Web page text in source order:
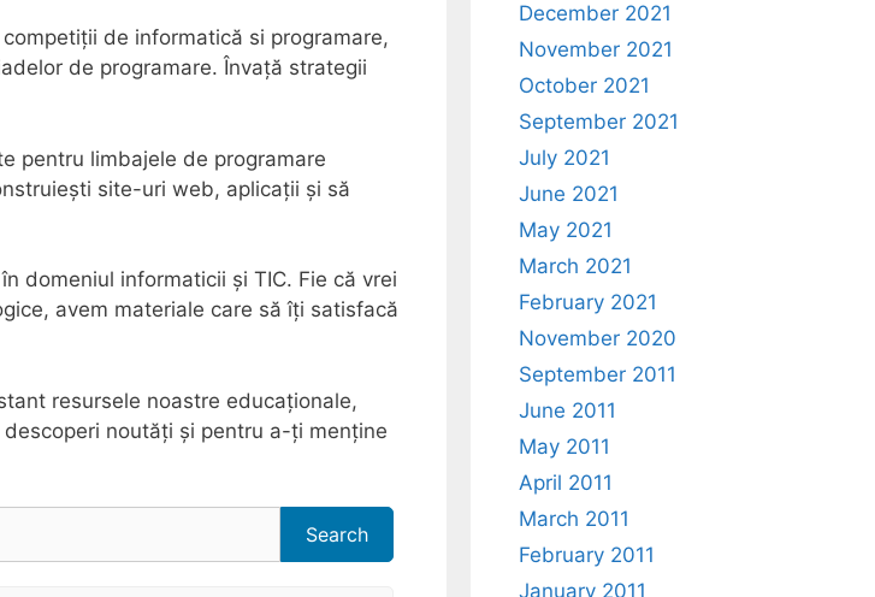
de informatică si programare,
de programare. Învață strategii
pentru limbajele de programare
site-uri web, aplicații și să
domeniul informaticii și TIC. Fie că vrei
avem materiale care să îți satisfacă
resursele noastre educaționale,
noutăți și pentru a-ți menține
Search
December 2021
November 2021
October 2021
September 2021
July 2021
June 2021
May 2021
March 2021
February 2021
November 2020
September 2011
June 2011
May 2011
April 2011
March 2011
February 2011
January 2011